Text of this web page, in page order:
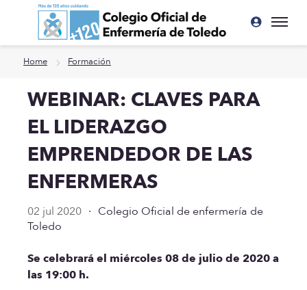
Ir a contenido principal
Home Formación
WEBINAR: CLAVES PARA
EL LIDERAZGO
EMPRENDEDOR DE LAS
ENFERMERAS
02 jul 2020 · Colegio Oficial de enfermería de
Toledo
Se celebrará el miércoles 08 de julio de 2020 a
las 19:00 h.